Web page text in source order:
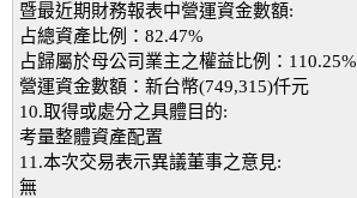
暨最近期財務報表中營運資金數額:
占總資產比例：82.47%
占歸屬於母公司業主之權益比例：110.25%
營運資金數額：新台幣(749,315)仟元
10.取得或處分之具體目的:
考量整體資產配置
11.本次交易表示異議董事之意見:
無